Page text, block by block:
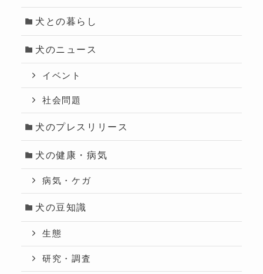
犬との暮らし
犬のニュース
イベント
社会問題
犬のプレスリリース
犬の健康・病気
病気・ケガ
犬の豆知識
生態
研究・調査